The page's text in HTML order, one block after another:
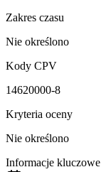
Zakres czasu
Nie określono
Kody CPV
14620000-8
Kryteria oceny
Nie określono
Informacje kluczowe